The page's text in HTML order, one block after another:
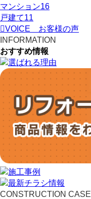
マンション16
戸建て11
VOICE
お客様の声
INFORMATION
おすすめ情報
CONSTRUCTION CASE